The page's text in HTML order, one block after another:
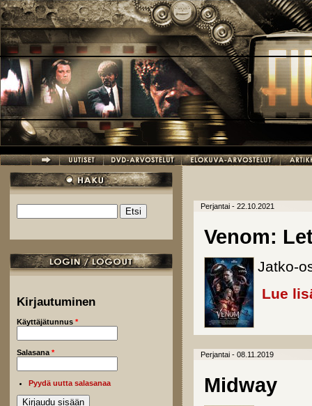
Hyppää pääsisältöön
Hakulomake
Kirjautuminen
Käyttäjätunnus *
Salasana *
Pyydä uutta salasanaa
Perjantai - 22.10.2021
Venom:
Jatko-
Lue
Perjantai - 08.11.2019
Midway